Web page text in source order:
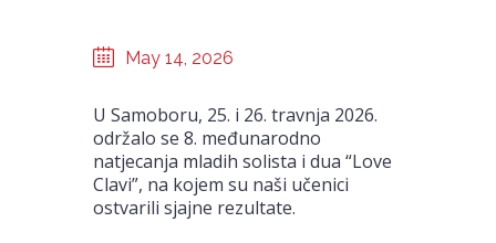
May 14, 2026
U Samoboru, 25. i 26. travnja 2026.
održalo se 8. međunarodno
natjecanja mladih solista i dua “Love
Clavi”, na kojem su naši učenici
ostvarili sjajne rezultate.